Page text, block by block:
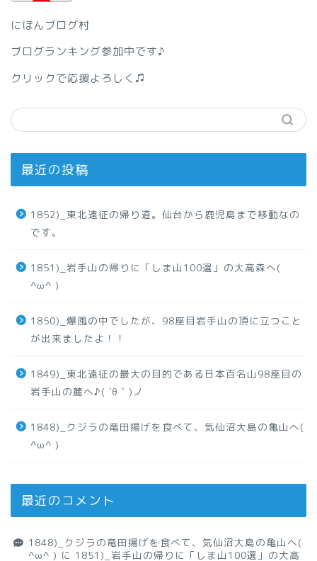
にほんブログ村
ブログランキング参加中です♪
クリックで応援よろしく♫
最近の投稿
1852)_東北遠征の帰り道。仙台から鹿児島まで移動なの
です。
1851)_岩手山の帰りに「しま山100選」の大高森へ(
^ω^ )
1850)_爆風の中でしたが、98座目岩手山の頂に立つこと
が出来ましたよ！！
1849)_東北遠征の最大の目的である日本百名山98座目の
岩手山の麓へ♪( ´θ｀)ノ
1848)_クジラの竜田揚げを食べて、気仙沼大島の亀山へ(
^ω^ )
最近のコメント
1848)_クジラの竜田揚げを食べて、気仙沼大島の亀山へ(
^ω^ ) に 1851)_岩手山の帰りに「しま山100選」の大高